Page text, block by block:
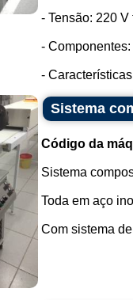
- Tensão: 220 V
-
-
Sistema
Código da
Sistema
Toda em aço
Com sistema